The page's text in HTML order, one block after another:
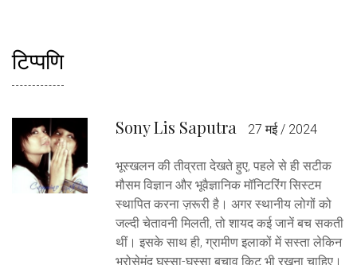
टिप्पणि
Sony Lis Saputra 27 मई / 2024
भूस्खलन की तीव्रता देखते हुए, पहले से ही सटीक
मौसम विज्ञान और भूवैज्ञानिक मॉनिटरिंग सिस्टम
स्थापित करना ज़रूरी है। अगर स्थानीय लोगों को
जल्दी चेतावनी मिलती, तो शायद कई जानें बच सकती
थीं। इसके साथ ही, ग्रामीण इलाकों में सस्ता लेकिन
भरोसेमंद घूस्सा-घुस्सा बचाव किट भी रखना चाहिए।